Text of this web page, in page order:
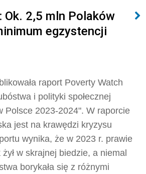
Ok. 2,5 mln Polaków
egzystencji
raport Poverty Watch
i polityki społecznej
Polsce 2023-2024". W raporcie
jest na krawędzi kryzysu
wynika, że w 2023 r. prawie
w skrajnej biedzie, a niemal
borykała się z różnymi